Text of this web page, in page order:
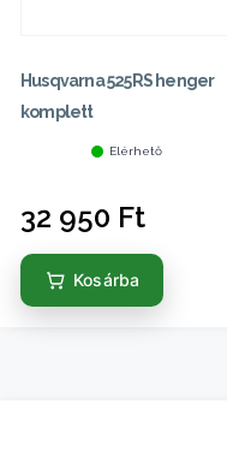
Husqvarna 525RS henger
komplett
Elérhető
32 950 Ft
Kosárba